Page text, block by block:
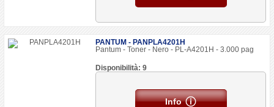
PANTUM - PANPLA4201H
Pantum - Toner - Nero - PL-A4201H - 3.000 pag
Disponibilità: 9
Info